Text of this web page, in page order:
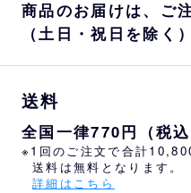
商品のお届けは、ご
（土日・祝日を除く
送料
全国一律770円（税込
※1回のご注文で合計
送料は無料となります。
詳細はこちら